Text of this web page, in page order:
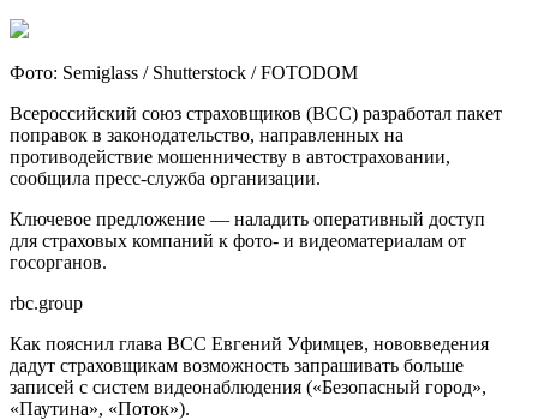
Фото: Semiglass / Shutterstock / FOTODOM
Всероссийский союз страховщиков (ВСС) разработал пакет
поправок в законодательство, направленных на
противодействие мошенничеству в автостраховании,
сообщила пресс-служба организации.
Ключевое предложение — наладить оперативный доступ
для страховых компаний к фото- и видеоматериалам от
госорганов.
rbc.group
Как пояснил глава ВСС Евгений Уфимцев, нововведения
дадут страховщикам возможность запрашивать больше
записей с систем видеонаблюдения («Безопасный город»,
«Паутина», «Поток»).